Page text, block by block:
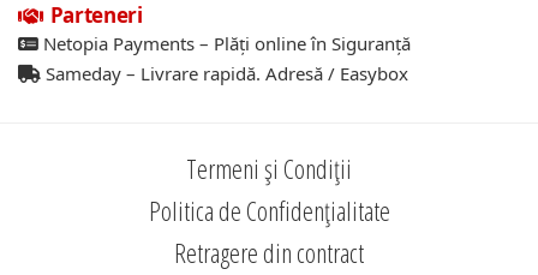
Parteneri
Netopia Payments – Plăți online în Siguranță
Sameday – Livrare rapidă. Adresă / Easybox
Termeni și Condiții
Politica de Confidențialitate
Retragere din contract